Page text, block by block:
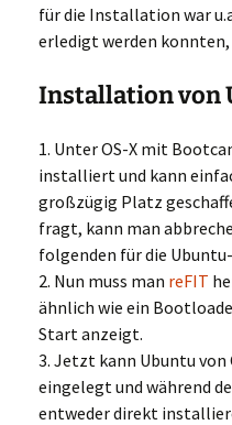
für die Installation war
erledigt werden konnten,
Installation von
1. Unter OS-X mit
installiert und kann
großzügig Platz
fragt, kann man
folgenden für die
2. Nun muss man reFIT
ähnlich wie ein
Start anzeigt.
3. Jetzt kann Ubuntu
eingelegt und während
entweder direkt